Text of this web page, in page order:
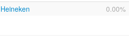
Heineken
0.00%